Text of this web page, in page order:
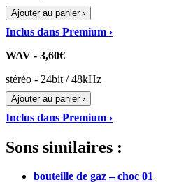
Ajouter au panier ›
Inclus dans Premium ›
WAV - 3,60€
stéréo - 24bit / 48kHz
Ajouter au panier ›
Inclus dans Premium ›
Sons similaires :
bouteille de gaz – choc 01